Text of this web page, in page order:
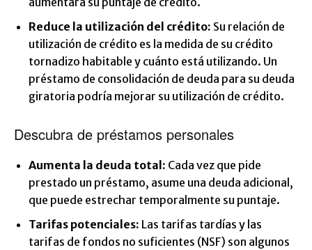
Reduce la utilización del crédito: Su relación de
utilización de crédito es la medida de su crédito
tornadizo habitable y cuánto está utilizando. Un
préstamo de consolidación de deuda para su deuda
giratoria podría mejorar su utilización de crédito.
Descubra de préstamos personales
Aumenta la deuda total: Cada vez que pide
prestado un préstamo, asume una deuda adicional,
que puede estrechar temporalmente su puntaje.
Tarifas potenciales: Las tarifas tardías y las
tarifas de fondos no suficientes (NSF) son algunos